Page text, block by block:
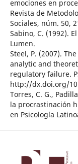
emociones en
Revista de
Sociales, núm. 50,
Sabino, C. (1992).
Lumen.
Steel, P. (2007).
analytic and
regulatory failure.
http://dx.doi.org/
Torres, C. G.,
la procrastinación
en Psicología